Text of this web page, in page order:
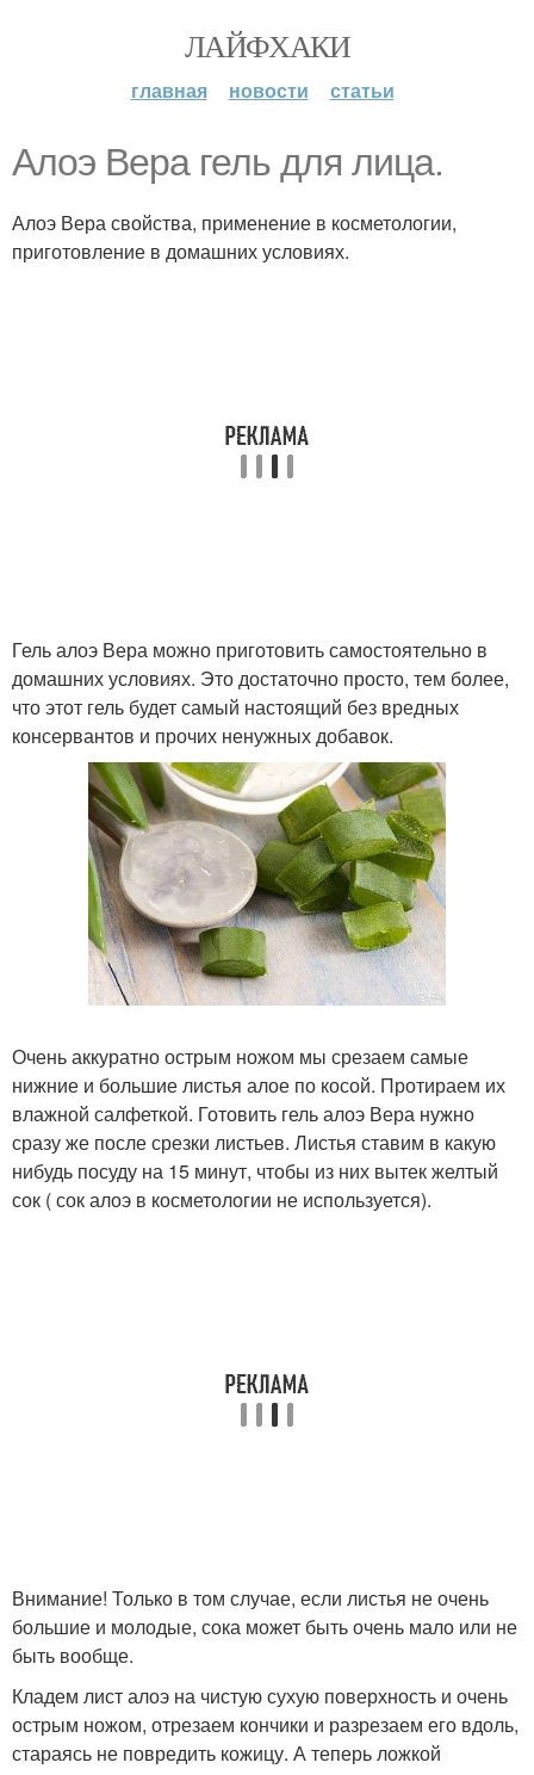
ЛАЙФХАКИ
главная новости статьи
Алоэ Вера гель для лица.
Алоэ Вера свойства, применение в косметологии,
приготовление в домашних условиях.
Гель алоэ Вера можно приготовить самостоятельно в
домашних условиях. Это достаточно просто, тем более,
что этот гель будет самый настоящий без вредных
консервантов и прочих ненужных добавок.
Очень аккуратно острым ножом мы срезаем самые
нижние и большие листья алое по косой. Протираем их
влажной салфеткой. Готовить гель алоэ Вера нужно
сразу же после срезки листьев. Листья ставим в какую
нибудь посуду на 15 минут, чтобы из них вытек желтый
сок ( сок алоэ в косметологии не используется).
Внимание! Только в том случае, если листья не очень
большие и молодые, сока может быть очень мало или не
быть вообще.
Кладем лист алоэ на чистую сухую поверхность и очень
острым ножом, отрезаем кончики и разрезаем его вдоль,
стараясь не повредить кожицу. А теперь ложкой